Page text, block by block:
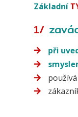
Základní
1/
při